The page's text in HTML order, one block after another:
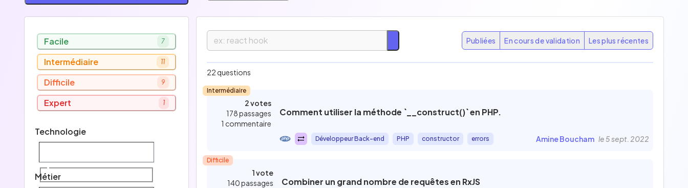
Facile 7
Intermédiaire 11
Difficile 9
Expert 1
Technologie
Métier
Publiées En cours de validation Les plus récentes
Facile
Intermédiaire
Difficile
Technologie
22 questions
Intermédiaire
2 votes
178 passages
1 commentaire
Comment utiliser la méthode `__construct()` en PHP.
Développeur Back-end PHP constructor errors Amine Boucham le 5 sept. 2022
Difficile
1 vote
140 passages
Combiner un grand nombre de requêtes en RxJS